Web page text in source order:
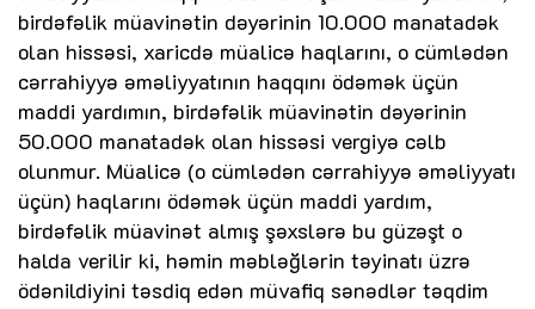
birdəfəlik müavinətin dəyərinin 10.000 manatadək
olan hissəsi, xaricdə müalicə haqlarını, o cümlədən
cərrahiyyə əməliyyatının haqqını ödəmək üçün
maddi yardımın, birdəfəlik müavinətin dəyərinin
50.000 manatadək olan hissəsi vergiyə cəlb
olunmur. Müalicə (o cümlədən cərrahiyyə əməliyyatı
üçün) haqlarını ödəmək üçün maddi yardım,
birdəfəlik müavinət almış şəxslərə bu güzəşt o
halda verilir ki, həmin məbləğlərin təyinatı üzrə
ödənildiyini təsdiq edən müvafiq sənədlər təqdim